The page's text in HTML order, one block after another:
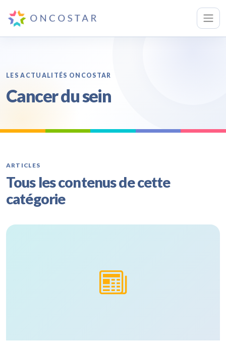
LES ACTUALITÉS ONCOSTAR
Cancer du sein
ARTICLES
Tous les contenus de cette
catégorie